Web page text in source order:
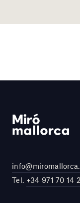
Tel. +34 971 70 14